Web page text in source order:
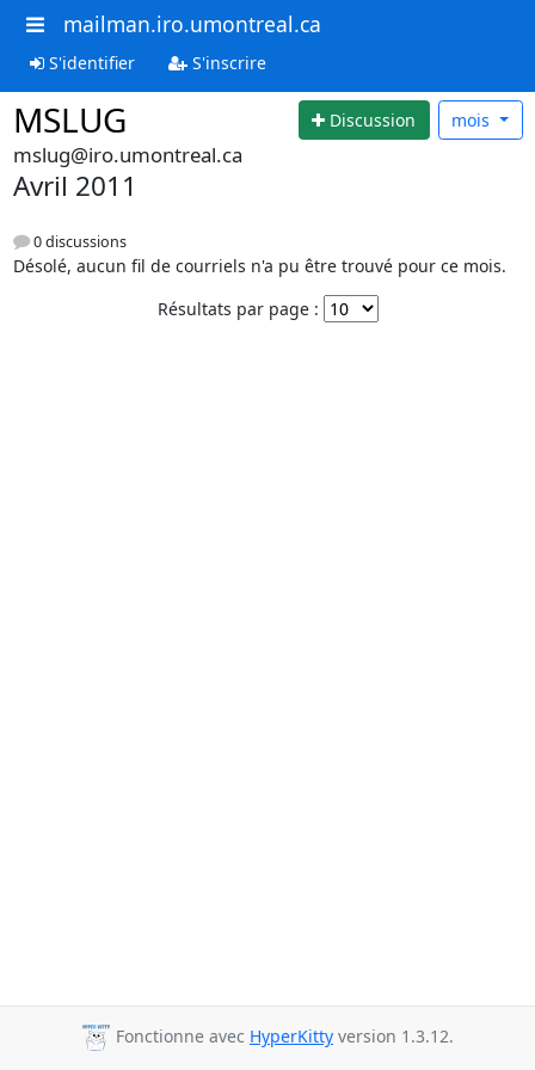
mailman.iro.umontreal.ca
S'identifier S'inscrire
MSLUG Discussion mois
mslug@iro.umontreal.ca
Avril 2011
0 discussions
Désolé, aucun fil de courriels n'a pu être trouvé pour ce mois.
Résultats par page :
Fonctionne avec HyperKitty version 1.3.12.